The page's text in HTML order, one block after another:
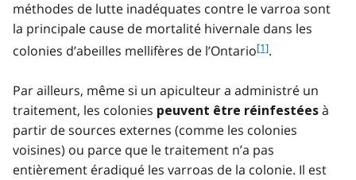
méthodes de lutte inadéquates contre le varroa sont
la principale cause de mortalité hivernale dans les
colonies d’abeilles mellifères de l’Ontariof
t
n
o
t
[1].
Par ailleurs, même si un apiculteur a administré un
traitement, les colonies peuvent être réinfestées à
partir de sources externes (comme les colonies
voisines) ou parce que le traitement n’a pas
entièrement éradiqué les varroas de la colonie. Il est